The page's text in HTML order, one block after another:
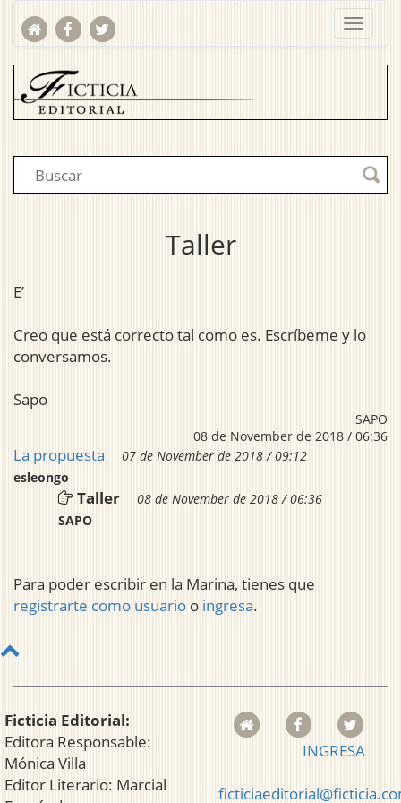
Taller
E’
Creo que está correcto tal como es. Escríbeme y lo
conversamos.
Sapo
SAPO
08 de November de 2018 / 06:36
La propuesta
07 de November de 2018 / 09:12
esleongo
Taller
08 de November de 2018 / 06:36
SAPO
Para poder escribir en la Marina, tienes que
registrarte como usuario o ingresa.
Ficticia Editorial:
Editora Responsable:
Mónica Villa
Editor Literario: Marcial
INGRESA